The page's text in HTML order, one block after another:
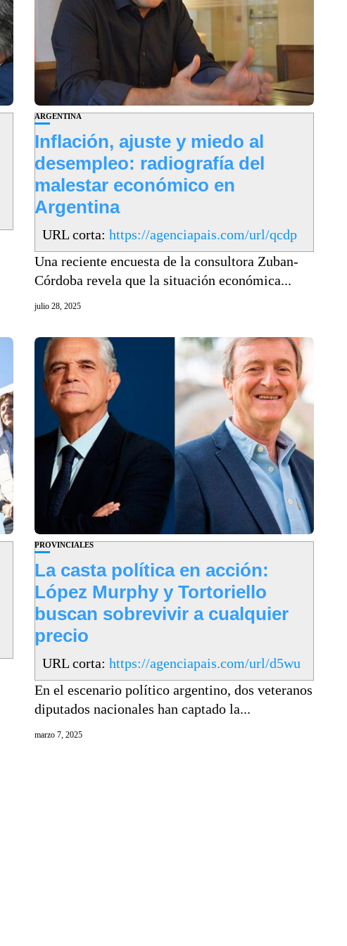
ARGENTINA
Inflación, ajuste y miedo al
desempleo: radiografía del
malestar económico en
Argentina
URL corta:https://agenciapais.com/url/qcdp
Una reciente encuesta de la consultora Zuban-
Córdoba revela que la situación económica...
julio 28, 2025
PROVINCIALES
La casta política en acción:
López Murphy y Tortoriello
buscan sobrevivir a cualquier
precio
URL corta:https://agenciapais.com/url/d5wu
En el escenario político argentino, dos veteranos
diputados nacionales han captado la...
marzo 7, 2025